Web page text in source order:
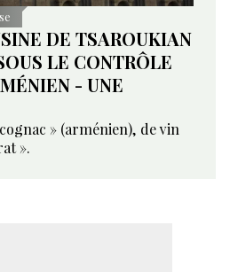
DE TSAROUKIAN
LE CONTRÔLE
- UNE
» (arménien), de vin
».